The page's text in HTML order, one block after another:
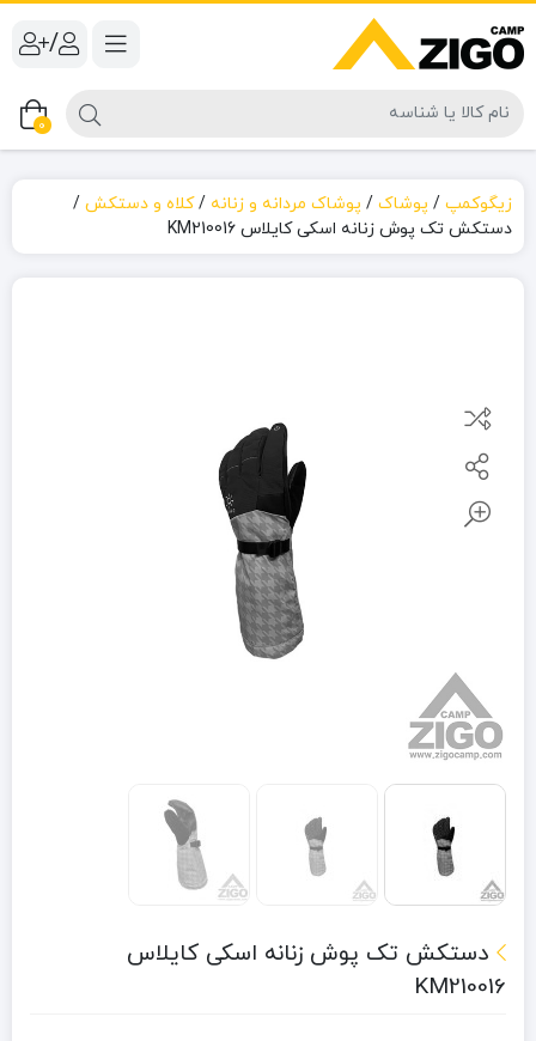
/
0
زیگوکمپ / پوشاک / پوشاک مردانه و زنانه /کلاه و دستکش /
دستکش تک پوش زنانه اسکی کایلاس KM210016
دستکش تک پوش زنانه اسکی کایلاس
KM210016